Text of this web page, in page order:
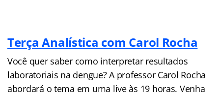
Terça Analística com Carol Rocha
Você quer saber como interpretar resultados
laboratoriais na dengue? A professor Carol Rocha
abordará o tema em uma live às 19 horas. Venha